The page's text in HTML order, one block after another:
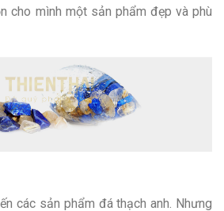
cho mình một sản phẩm đẹp và phù
các sản phẩm đá thạch anh. Nhưng